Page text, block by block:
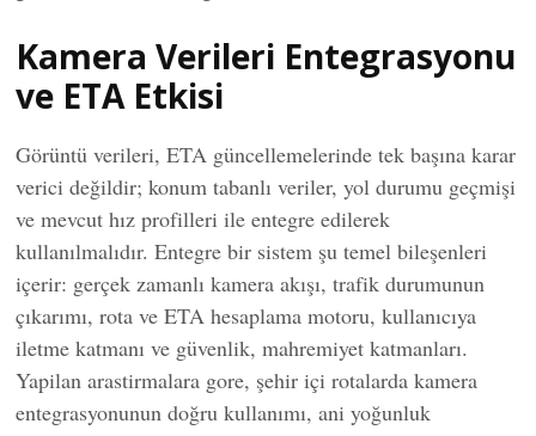
Kamera Verileri Entegrasyonu
ve ETA Etkisi
Görüntü verileri, ETA güncellemelerinde tek başına karar
verici değildir; konum tabanlı veriler, yol durumu geçmişi
ve mevcut hız profilleri ile entegre edilerek
kullanılmalıdır. Entegre bir sistem şu temel bileşenleri
içerir: gerçek zamanlı kamera akışı, trafik durumunun
çıkarımı, rota ve ETA hesaplama motoru, kullanıcıya
iletme katmanı ve güvenlik, mahremiyet katmanları.
Yapilan arastirmalara gore, şehir içi rotalarda kamera
entegrasyonunun doğru kullanımı, ani yoğunluk